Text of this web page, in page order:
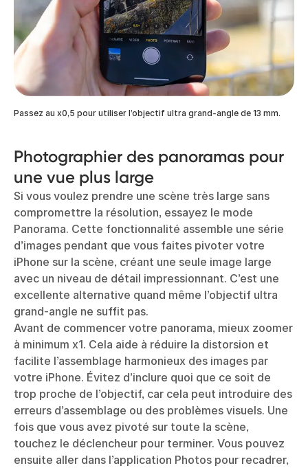
Passez au x0,5 pour utiliser l’objectif ultra grand-angle de 13 mm.
Photographier des panoramas pour
une vue plus large
Si vous voulez prendre une scène très large sans
compromettre la résolution, essayez le mode
Panorama. Cette fonctionnalité assemble une série
d’images pendant que vous faites pivoter votre
iPhone sur la scène, créant une seule image large
avec un niveau de détail impressionnant. C’est une
excellente alternative quand même l’objectif ultra
grand-angle ne suffit pas.
Avant de commencer votre panorama, mieux zoomer
à minimum x1. Cela aide à réduire la distorsion et
facilite l’assemblage harmonieux des images par
votre iPhone. Évitez d’inclure quoi que ce soit de
trop proche de l’objectif, car cela peut introduire des
erreurs d’assemblage ou des problèmes visuels. Une
fois que vous avez pivoté sur toute la scène,
touchez le déclencheur pour terminer. Vous pouvez
ensuite aller dans l’application Photos pour recadrer,